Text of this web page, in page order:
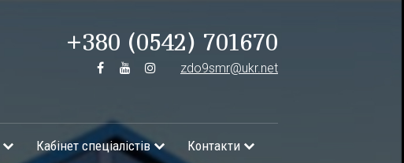
+380 (0542) 701670
zdo9smr@ukr.net
Кабінет спеціалістів Контакти